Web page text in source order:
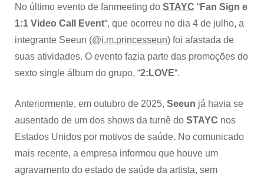
No último evento de fanmeeting do STAYC “Fan Sign e
1:1 Video Call Event“, que ocorreu no dia 4 de julho, a
integrante Seeun (@i.m.princesseun) foi afastada de
suas atividades. O evento fazia parte das promoções do
sexto single álbum do grupo, “2:LOVE“.
Anteriormente, em outubro de 2025, Seeun já havia se
ausentado de um dos shows da turnê do STAYC nos
Estados Unidos por motivos de saúde. No comunicado
mais recente, a empresa informou que houve um
agravamento do estado de saúde da artista, sem